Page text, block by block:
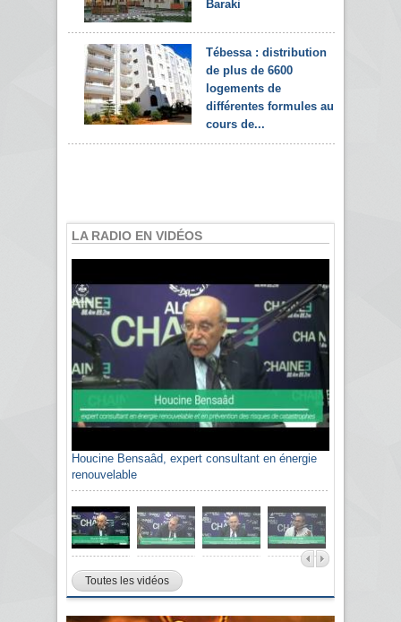
Baraki
Tébessa : distribution
de plus de 6600
logements de
différentes formules au
cours de...
LA RADIO EN VIDÉOS
Houcine Bensaâd, expert consultant en énergie
renouvelable
Toutes les vidéos